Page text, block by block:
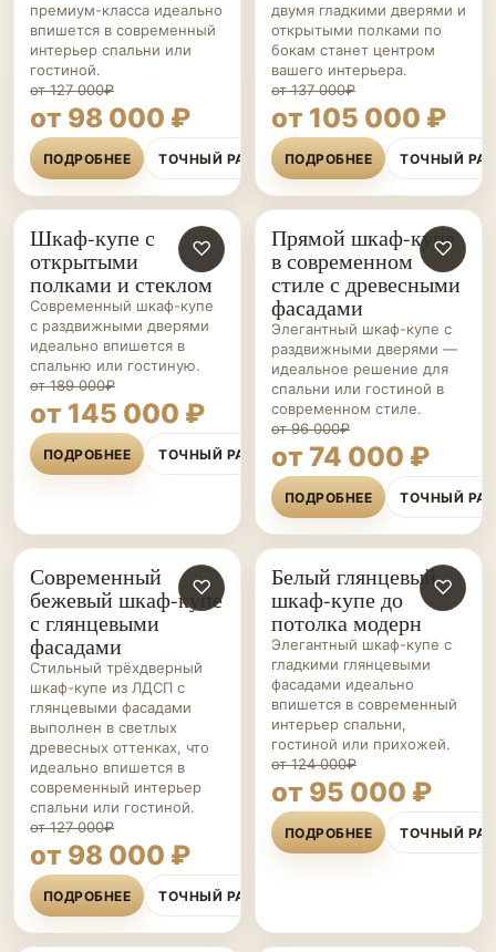
премиум-класса идеально
впишется в современный
интерьер спальни или
гостиной.
от 127 000₽
от 98 000 ₽
ПОДРОБНЕЕ ТОЧНЫЙ РАСЧЁТ
двумя гладкими дверями и
открытыми полками по
бокам станет центром
вашего интерьера.
от 137 000₽
от 105 000 ₽
ПОДРОБНЕЕ ТОЧНЫЙ
ШКАФЫ-
КУПЕ НА ЗАКАЗ
♡
Шкаф-купе с
открытыми
полками и стеклом
Современный шкаф-купе
с раздвижными дверями
идеально впишется в
спальню или гостиную.
от 189 000₽
от 145 000 ₽
ПОДРОБНЕЕ ТОЧНЫЙ РАСЧЁТ
ШКАФЫ-
КУПЕ НА ЗАКАЗ
♡
Прямой шкаф-купе
в современном
стиле с древесными
фасадами
Элегантный шкаф-купе с
раздвижными дверями —
идеальное решение для
спальни или гостиной в
современном стиле.
от 96 000₽
от 74 000 ₽
ПОДРОБНЕЕ ТОЧНЫЙ
ШКАФЫ-
КУПЕ НА ЗАКАЗ
♡
Современный
бежевый шкаф-купе
с глянцевыми
фасадами
Стильный трёхдверный
шкаф-купе из ЛДСП с
глянцевыми фасадами
выполнен в светлых
древесных оттенках, что
идеально впишется в
современный интерьер
спальни или гостиной.
от 127 000₽
от 98 000 ₽
ПОДРОБНЕЕ ТОЧНЫЙ РАСЧЁТ
ШКАФЫ-
КУПЕ НА ЗАКАЗ
♡
Белый глянцевый
шкаф-купе до
потолка модерн
Элегантный шкаф-купе с
гладкими глянцевыми
фасадами идеально
впишется в современный
интерьер спальни,
гостиной или прихожей.
от 124 000₽
от 95 000 ₽
ПОДРОБНЕЕ ТОЧНЫЙ